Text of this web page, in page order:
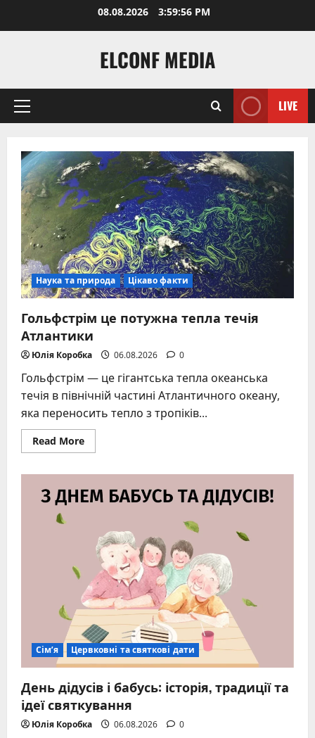
08.08.2026 3:59:57 PM
ELCONF MEDIA
Primary
LIVE
Наука та природа Цікаво факти
Гольфстрім це потужна тепла течія
Атлантики
Юлія Коробка 06.08.2026 0
Гольфстрім — це гігантська тепла океанська
течія в північній частині Атлантичного океану,
яка переносить тепло з тропіків...
Read MoreRead
more
потужна
тепла
Сім’я Цервковні та святкові дати
День дідусів і бабусь: історія, традиції та
ідеї святкування
Юлія Коробка 06.08.2026 0